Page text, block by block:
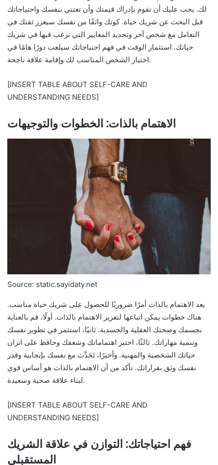
لك. يجب عليك أن تقوم بإدراك قيمتك وأن تعتني بنفسك واحتياجاتك
قبل البحث عن شريك حياة. كونك واثقًا من نفسك سيعزز ثقتك في
التعامل مع شخص آخر وتحديد المعايير التي ترغب فيها في شريك
حياتك. استثمار الوقت في فهم احتياجاتك سيلعب دورًا هامًا في
اختيار الشخص المناسب لك وإقامة علاقة ناجحة.
[INSERT TABLE ABOUT SELF-CARE AND
UNDERSTANDING NEEDS]
الاهتمام بالذات: الخطوات والتوجيهات
Source: static.sayidaty.net
يعد الاهتمام بالذات أمرًا ضروريًا للحصول على شريك حياة مناسب.
هناك خطوات يمكن اتباعها لتعزيز الاهتمام بالذات. أولًا، قم بالعناية
بجسمك وصحتك العقلية والجسدية. ثانيًا، استثمر في تطوير نفسك
وتنمية مهاراتك. ثالثًا، اختبر اهتماماتك وشغفك وحافظ على اتزان
حياتك الشخصية والمهنية. وأخيرًا، تَحَدَّث مع نفسك بإيجابية وقدر
نفسك وثق بقراراتك. تأكد من أن الاهتمام بالذات هو أساس قوي
لبناء علاقة صحية وسعيدة.
[INSERT TABLE ABOUT SELF-CARE AND
UNDERSTANDING NEEDS]
فهم احتياجاتك: التوازن في علاقة الشريك
المستقبلي